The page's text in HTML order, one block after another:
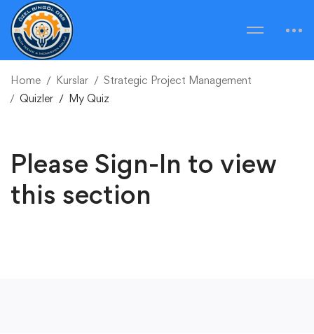
Home Kurslar
Strategic Project Management
Quizler
My Quiz
Please Sign-In to view
this section